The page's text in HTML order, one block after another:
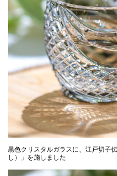
黒色クリスタルガラスに、江戸切子
し）」を施しました